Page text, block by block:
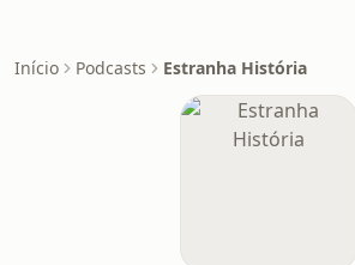
Início Podcasts Estranha História